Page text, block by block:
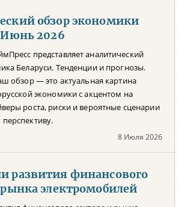
обзор экономики
Июнь 2026
представляет аналитический
Беларуси. Тенденции и прогнозы.
обзор — это актуальная картина
экономики с акцентом на
роста, риски и вероятные сценарии
8 Июля 2026
развития финансового
рынка электромобилей